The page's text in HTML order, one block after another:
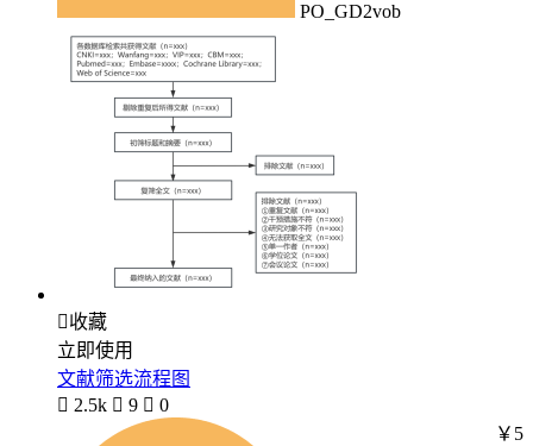
PO_GD2vob
收藏
立即使用
文献筛选流程图
 2.5k  9  0
￥5